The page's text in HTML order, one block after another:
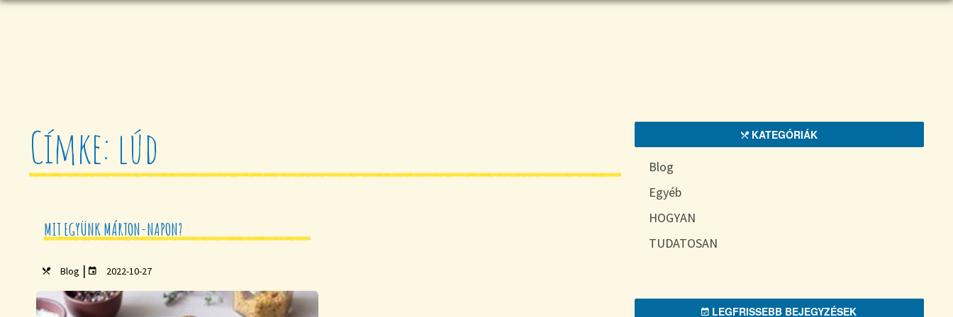
Címke: lúd
MIT EGYÜNK MÁRTON-NAPON?
Blog | 2022-10-27
KATEGÓRIÁK
Blog
Egyéb
HOGYAN
TUDATOSAN
LEGFRISSEBB BEJEGYZÉSEK